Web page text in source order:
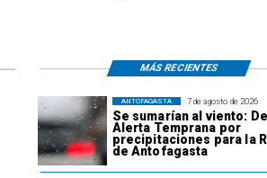
7 de agosto de 2026
Se sumarían al viento:
Alerta Temprana por
precipitaciones para la
de Antofagasta
ANTOFAGASTA
MÁS RECIENTES